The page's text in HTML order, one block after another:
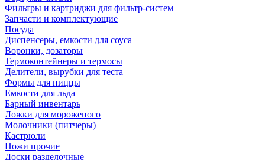
Фильтры и картриджи для фильтр-систем
Запчасти и комплектующие
Посуда
Диспенсеры, емкости для соуса
Воронки, дозаторы
Термоконтейнеры и термосы
Делители, вырубки для теста
Формы для пиццы
Емкости для льда
Барный инвентарь
Ложки для мороженого
Молочники (питчеры)
Кастрюли
Ножи прочие
Доски разделочные